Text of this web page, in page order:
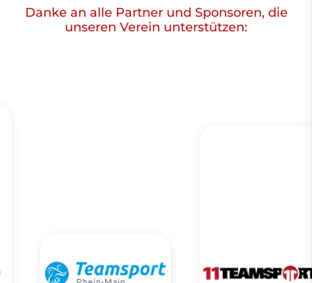
Danke an alle Partner und Sponsoren, die
unseren Verein unterstützen: